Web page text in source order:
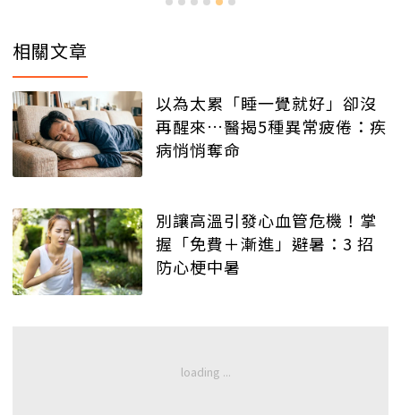
相關文章
以為太累「睡一覺就好」卻沒
再醒來…醫揭5種異常疲倦：疾
病悄悄奪命
別讓高溫引發心血管危機！掌
握「免費＋漸進」避暑：3 招
防心梗中暑